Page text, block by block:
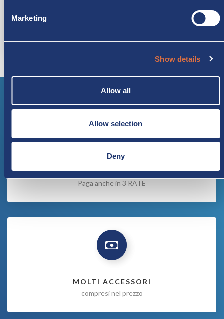
Marketing
Show details
Allow all
Allow selection
Deny
Trasferimenti Aeroporti: In Lombardia GRATUITO Per noleggi
NOLEGGIO
Paga anche in 3 RATE
MOLTI ACCESSORI
compresi nel prezzo